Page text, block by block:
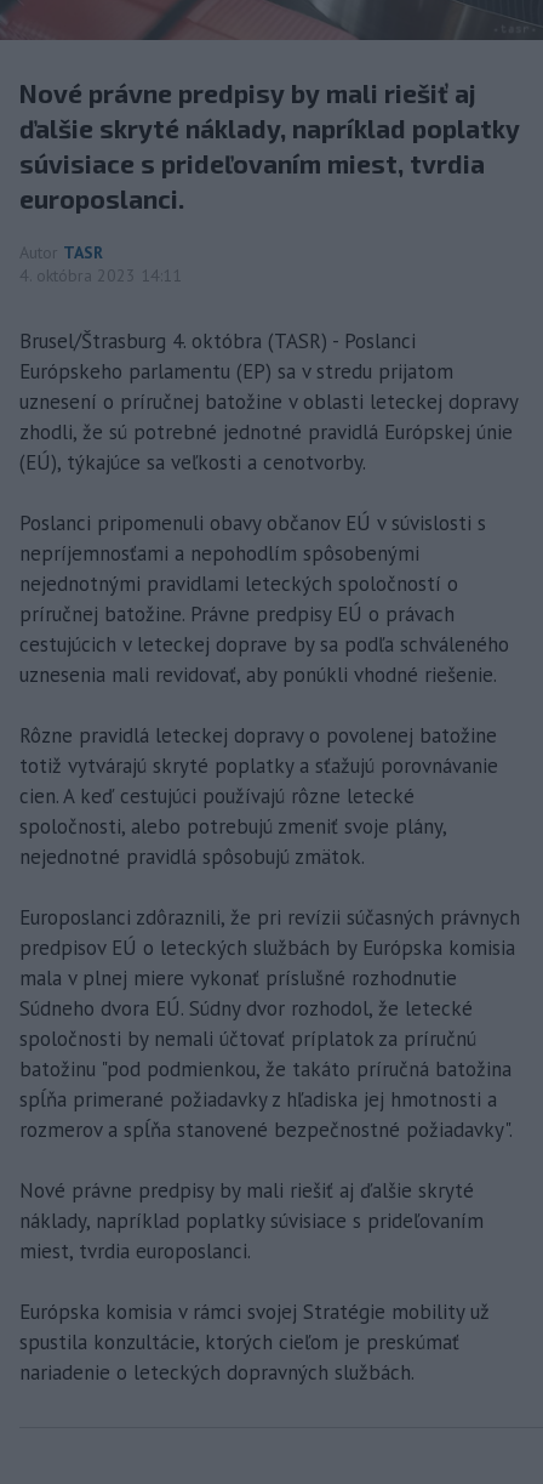
Nové právne predpisy by mali riešiť aj
ďalšie skryté náklady, napríklad poplatky
súvisiace s prideľovaním miest, tvrdia
europoslanci.
Autor TASR
4. októbra 2023 14:11
Brusel/Štrasburg 4. októbra (TASR) - Poslanci
Európskeho parlamentu (EP) sa v stredu prijatom
uznesení o príručnej batožine v oblasti leteckej dopravy
zhodli, že sú potrebné jednotné pravidlá Európskej únie
(EÚ), týkajúce sa veľkosti a cenotvorby.
Poslanci pripomenuli obavy občanov EÚ v súvislosti s
nepríjemnosťami a nepohodlím spôsobenými
nejednotnými pravidlami leteckých spoločností o
príručnej batožine. Právne predpisy EÚ o právach
cestujúcich v leteckej doprave by sa podľa schváleného
uznesenia mali revidovať, aby ponúkli vhodné riešenie.
Rôzne pravidlá leteckej dopravy o povolenej batožine
totiž vytvárajú skryté poplatky a sťažujú porovnávanie
cien. A keď cestujúci používajú rôzne letecké
spoločnosti, alebo potrebujú zmeniť svoje plány,
nejednotné pravidlá spôsobujú zmätok.
Europoslanci zdôraznili, že pri revízii súčasných právnych
predpisov EÚ o leteckých službách by Európska komisia
mala v plnej miere vykonať príslušné rozhodnutie
Súdneho dvora EÚ. Súdny dvor rozhodol, že letecké
spoločnosti by nemali účtovať príplatok za príručnú
batožinu "pod podmienkou, že takáto príručná batožina
spĺňa primerané požiadavky z hľadiska jej hmotnosti a
rozmerov a spĺňa stanovené bezpečnostné požiadavky".
Nové právne predpisy by mali riešiť aj ďalšie skryté
náklady, napríklad poplatky súvisiace s prideľovaním
miest, tvrdia europoslanci.
Európska komisia v rámci svojej Stratégie mobility už
spustila konzultácie, ktorých cieľom je preskúmať
nariadenie o leteckých dopravných službách.